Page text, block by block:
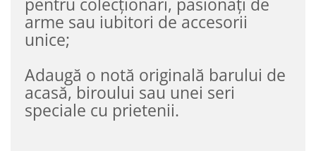
arme sau iubitori de accesorii
unice;
Adaugă o notă originală barului de
acasă, biroului sau unei seri
speciale cu prietenii.